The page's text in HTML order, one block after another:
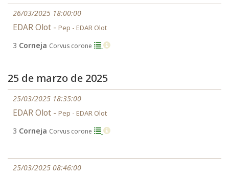
26/03/2025 18:00:00
EDAR Olot - Pep - EDAR Olot
3 Corneja Corvus corone
25 de marzo de 2025
25/03/2025 18:35:00
EDAR Olot - Pep - EDAR Olot
3 Corneja Corvus corone
25/03/2025 08:46:00